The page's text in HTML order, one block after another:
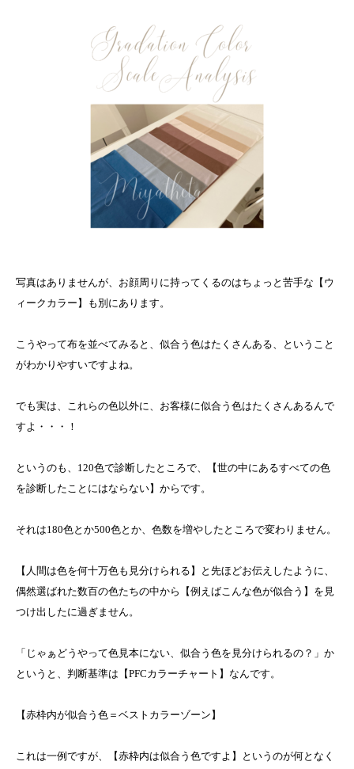
写真はありませんが、お顔周りに持ってくるのはちょっと苦手な【ウ
ィークカラー】も別にあります。
こうやって布を並べてみると、似合う色はたくさんある、ということ
がわかりやすいですよね。
でも実は、これらの色以外に、お客様に似合う色はたくさんあるんで
すよ・・・！
というのも、120色で診断したところで、【世の中にあるすべての色
を診断したことにはならない】からです。
それは180色とか500色とか、色数を増やしたところで変わりません。
【人間は色を何十万色も見分けられる】と先ほどお伝えしたように、
偶然選ばれた数百の色たちの中から【例えばこんな色が似合う】を見
つけ出したに過ぎません。
「じゃぁどうやって色見本にない、似合う色を見分けられるの？」か
というと、判断基準は【PFCカラーチャート】なんです。
【赤枠内が似合う色＝ベストカラーゾーン】
これは一例ですが、【赤枠内は似合う色ですよ】というのが何となく